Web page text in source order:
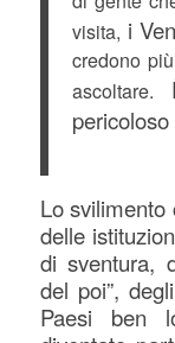
visita, i
credono
ascoltare.
Lo svilimento
delle
di sventura,
del poi”,
Paesi ben